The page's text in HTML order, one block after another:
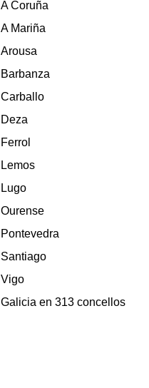
A Coruña
A Mariña
Arousa
Barbanza
Carballo
Deza
Ferrol
Lemos
Lugo
Ourense
Pontevedra
Santiago
Vigo
Galicia en 313 concellos